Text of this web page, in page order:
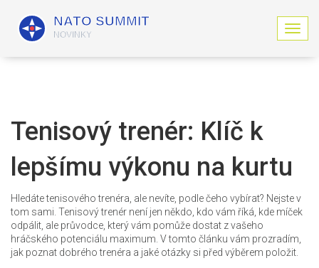
Z
o
g
a
Tenisový trenér: Klíč k
lepšímu výkonu na kurtu
Hledáte tenisového trenéra, ale nevíte, podle čeho vybírat? Nejste v
tom sami. Tenisový trenér není jen někdo, kdo vám říká, kde míček
odpálit, ale průvodce, který vám pomůže dostat z vašeho
hráčského potenciálu maximum. V tomto článku vám prozradím,
jak poznat dobrého trenéra a jaké otázky si před výběrem položit.